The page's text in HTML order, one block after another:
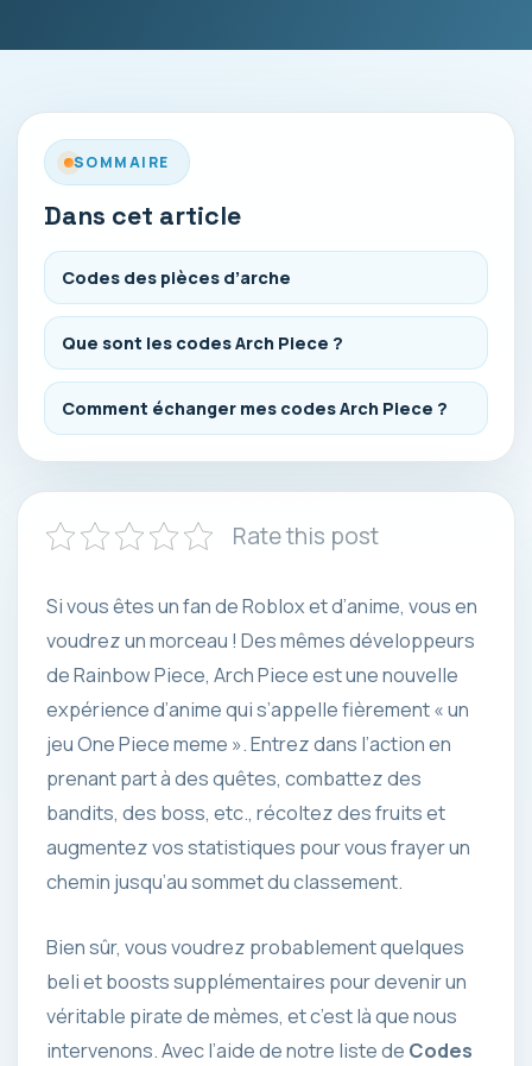
SOMMAIRE
Dans cet article
Codes des pièces d’arche
Que sont les codes Arch Piece ?
Comment échanger mes codes Arch Piece ?
Rate this post
Si vous êtes un fan de Roblox et d’anime, vous en
voudrez un morceau ! Des mêmes développeurs
de Rainbow Piece, Arch Piece est une nouvelle
expérience d’anime qui s’appelle fièrement « un
jeu One Piece meme ». Entrez dans l’action en
prenant part à des quêtes, combattez des
bandits, des boss, etc., récoltez des fruits et
augmentez vos statistiques pour vous frayer un
chemin jusqu’au sommet du classement.
Bien sûr, vous voudrez probablement quelques
beli et boosts supplémentaires pour devenir un
véritable pirate de mèmes, et c’est là que nous
intervenons. Avec l’aide de notre liste de Codes